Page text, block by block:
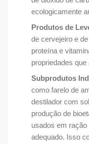
ecologicamente
Produtos de
de cervejeiro e
proteína e
propriedades
Subprodutos
como farelo de
destilador com
produção de
usados em
adequado. Isso